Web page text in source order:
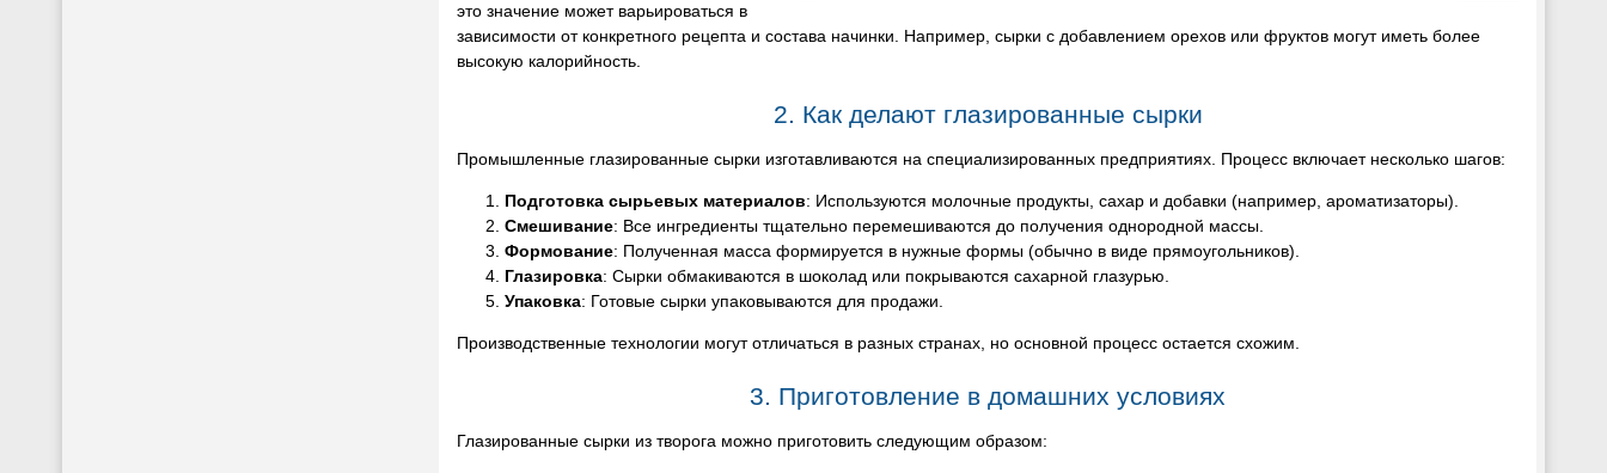
это значение может варьироваться в
зависимости от конкретного рецепта и состава начинки. Например, сырки с добавлением орехов или фруктов могут иметь более
высокую калорийность.
2. Как делают глазированные сырки
Промышленные глазированные сырки изготавливаются на специализированных предприятиях. Процесс включает несколько шагов:
Подготовка сырьевых материалов: Используются молочные продукты, сахар и добавки (например, ароматизаторы).
Смешивание: Все ингредиенты тщательно перемешиваются до получения однородной массы.
Формование: Полученная масса формируется в нужные формы (обычно в виде прямоугольников).
Глазировка: Сырки обмакиваются в шоколад или покрываются сахарной глазурью.
Упаковка: Готовые сырки упаковываются для продажи.
Производственные технологии могут отличаться в разных странах, но основной процесс остается схожим.
3. Приготовление в домашних условиях
Глазированные сырки из творога можно приготовить следующим образом: